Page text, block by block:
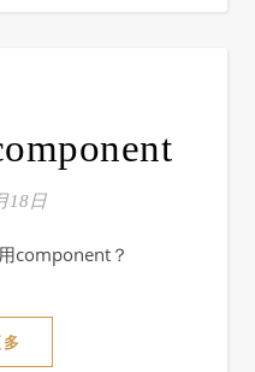
18日
component？